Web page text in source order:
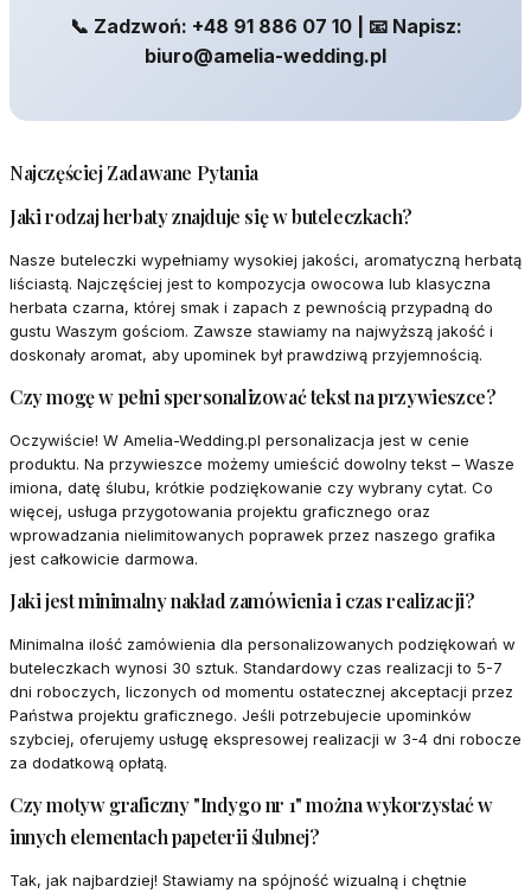
📞 Zadzwoń: +48 91 886 07 10 | 📧 Napisz:
biuro@amelia-wedding.pl
Najczęściej Zadawane Pytania
Jaki rodzaj herbaty znajduje się w buteleczkach?
Nasze buteleczki wypełniamy wysokiej jakości, aromatyczną herbatą
liściastą. Najczęściej jest to kompozycja owocowa lub klasyczna
herbata czarna, której smak i zapach z pewnością przypadną do
gustu Waszym gościom. Zawsze stawiamy na najwyższą jakość i
doskonały aromat, aby upominek był prawdziwą przyjemnością.
Czy mogę w pełni spersonalizować tekst na przywieszce?
Oczywiście! W Amelia-Wedding.pl personalizacja jest w cenie
produktu. Na przywieszce możemy umieścić dowolny tekst – Wasze
imiona, datę ślubu, krótkie podziękowanie czy wybrany cytat. Co
więcej, usługa przygotowania projektu graficznego oraz
wprowadzania nielimitowanych poprawek przez naszego grafika
jest całkowicie darmowa.
Jaki jest minimalny nakład zamówienia i czas realizacji?
Minimalna ilość zamówienia dla personalizowanych podziękowań w
buteleczkach wynosi 30 sztuk. Standardowy czas realizacji to 5-7
dni roboczych, liczonych od momentu ostatecznej akceptacji przez
Państwa projektu graficznego. Jeśli potrzebujecie upominków
szybciej, oferujemy usługę ekspresowej realizacji w 3-4 dni robocze
za dodatkową opłatą.
Czy motyw graficzny "Indygo nr 1" można wykorzystać w
innych elementach papeterii ślubnej?
Tak, jak najbardziej! Stawiamy na spójność wizualną i chętnie